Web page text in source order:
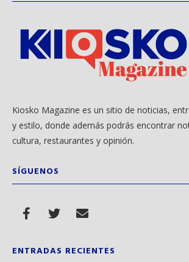
Kiosko Magazine es un sitio de noticias,
y estilo, donde además podrás encontrar
cultura, restaurantes y opinión.
SÍGUENOS
ENTRADAS RECIENTES